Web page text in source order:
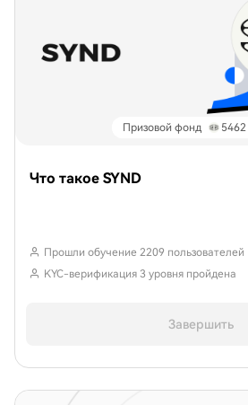
Призовой фонд 5462
Что такое SYND
Прошли обучение 2209 пользователей
KYC-верификация 3 уровня пройдена
Завершить